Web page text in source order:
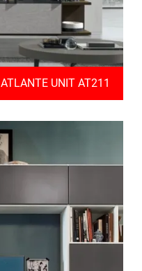
ATLANTE UNIT AT211